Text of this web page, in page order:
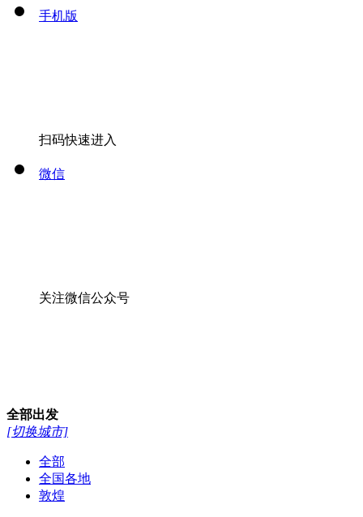
手机版
扫码快速进入
微信
关注微信公众号
全部出发
[切换城市]
全部
全国各地
敦煌